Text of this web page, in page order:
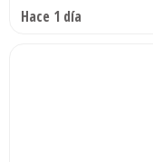
Hace 1 día